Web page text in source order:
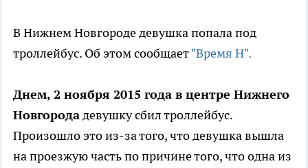
В Нижнем Новгороде девушка попала под
троллейбус. Об этом сообщает"Время Н".
Днем, 2 ноября 2015 года в центре Нижнего
Новгородадевушку сбил троллейбус.
Произошло это из-за того, что девушка вышла
на проезжую часть по причине того, что одна из